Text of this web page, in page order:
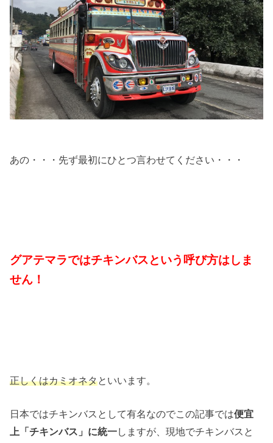
あの・・・先ず最初にひとつ言わせてください・・・
グアテマラではチキンバスという呼び方はしま
せん！
正しくはカミオネタといいます。
日本ではチキンバスとして有名なのでこの記事では便宜
上「チキンバス」に統一しますが、現地でチキンバスと